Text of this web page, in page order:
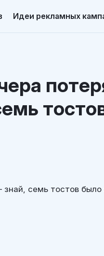
Идеи рекламных
семь тостов было